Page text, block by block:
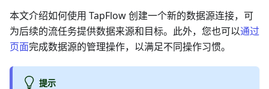
本文介绍如何使用 TapFlow 创建一个新的数据源连接，可
为后续的流任务提供数据来源和目标。此外，您也可以通过
页面完成数据源的管理操作，以满足不同操作习惯。
提示